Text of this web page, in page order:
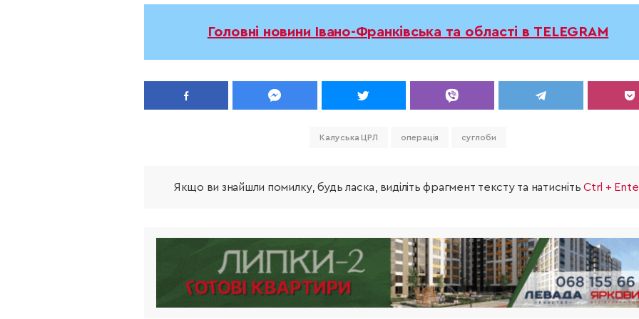
Головні новини Івано-Франківська та області в TELEGRAM
Калуська ЦРЛ операція суглоби
Якщо ви знайшли помилку, будь ласка, виділіть фрагмент тексту та натиснітьCtrl +